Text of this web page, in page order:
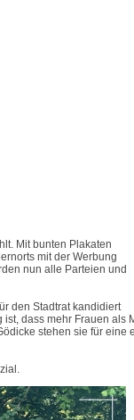
Mit bunten Plakaten
mit der Werbung
nun alle Parteien und
den Stadtrat kandidiert
dass mehr Frauen als
stehen sie für eine